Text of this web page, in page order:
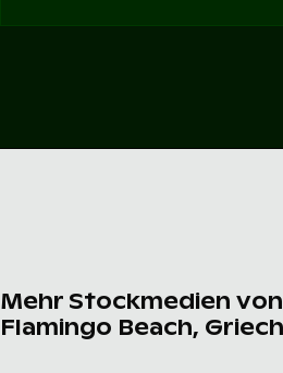
Mehr Stockmedien
Flamingo Beach,